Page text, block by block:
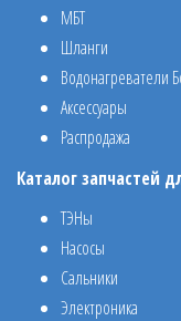
МБТ
Шланги
Водонагреватели
Аксессуары
Распродажа
Каталог запчастей
ТЭНы
Насосы
Сальники
Электроника